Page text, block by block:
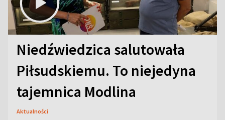
Niedźwiedzica salutowała
Piłsudskiemu. To niejedyna
tajemnica Modlina
Aktualności